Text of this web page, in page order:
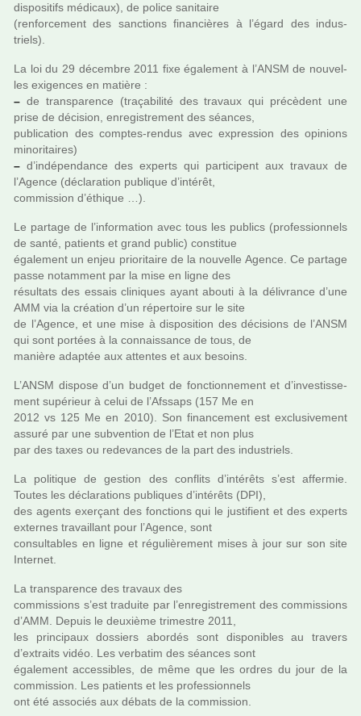
dis­po­si­tifs médi­caux), de police sani­taire
(ren­for­ce­ment des sanc­tions finan­ciè­res à l’égard des indus­
triels).
La loi du 29 décem­bre 2011 fixe également à l’ANSM de nou­vel­
les exi­gen­ces en matière :
– de trans­pa­rence (tra­ça­bi­lité des tra­vaux qui pré­cè­dent une
prise de déci­sion, enre­gis­tre­ment des séan­ces,
publi­ca­tion des comp­tes-rendus avec expres­sion des opi­nions
mino­ri­tai­res)
– d’indé­pen­dance des experts qui par­ti­ci­pent aux tra­vaux de
l’Agence (décla­ra­tion publi­que d’inté­rêt,
com­mis­sion d’éthique …).
Le par­tage de l’infor­ma­tion avec tous les publics (pro­fes­sion­nels
de santé, patients et grand public) cons­ti­tue
également un enjeu prio­ri­taire de la nou­velle Agence. Ce par­tage
passe notam­ment par la mise en ligne des
résul­tats des essais cli­ni­ques ayant abouti à la déli­vrance d’une
AMM via la créa­tion d’un réper­toire sur le site
de l’Agence, et une mise à dis­po­si­tion des déci­sions de l’ANSM
qui sont por­tées à la connais­sance de tous, de
manière adap­tée aux atten­tes et aux besoins.
L’ANSM dis­pose d’un budget de fonc­tion­ne­ment et d’inves­tis­se­
ment supé­rieur à celui de l’Afssaps (157 Me en
2012 vs 125 Me en 2010). Son finan­ce­ment est exclu­si­ve­ment
assuré par une sub­ven­tion de l’Etat et non plus
par des taxes ou rede­van­ces de la part des indus­triels.
La poli­ti­que de ges­tion des conflits d’inté­rêts s’est affer­mie.
Toutes les décla­ra­tions publi­ques d’inté­rêts (DPI),
des agents exer­çant des fonc­tions qui le jus­ti­fient et des experts
exter­nes tra­vaillant pour l’Agence, sont
consul­ta­bles en ligne et régu­liè­re­ment mises à jour sur son site
Internet.
La trans­pa­rence des tra­vaux des
com­mis­sions s’est tra­duite par l’enre­gis­tre­ment des com­mis­sions
d’AMM. Depuis le deuxième tri­mes­tre 2011,
les prin­ci­paux dos­siers abor­dés sont dis­po­ni­bles au tra­vers
d’extraits vidéo. Les ver­ba­tim des séan­ces sont
également acces­si­bles, de même que les ordres du jour de la
com­mis­sion. Les patients et les pro­fes­sion­nels
ont été asso­ciés aux débats de la com­mis­sion.